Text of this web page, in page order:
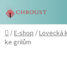
na
obsah
Domů
/E-shop/Lovecká
ke grilům